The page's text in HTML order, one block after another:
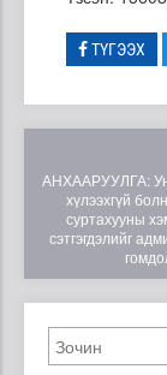
ТҮГЭЭХ
АНХААРУУЛГА:
хүлээхгүй
суртахууны
сэтгэгдэлийг